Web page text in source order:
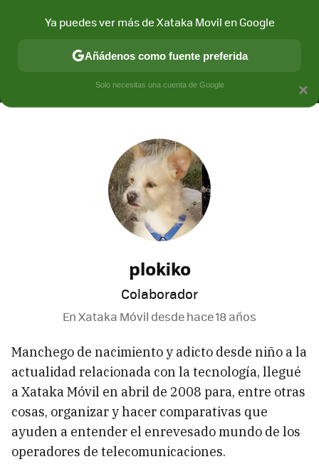
MÓVIL Y SOCIEDAD APLICACIONES
plokiko
Colaborador
En Xataka Móvil desdehace 18 años
Manchego de nacimiento y adicto desde niño a la
actualidad relacionada con la tecnología, llegué
a Xataka Móvil en abril de 2008 para, entre otras
cosas, organizar y hacer comparativas que
ayuden a entender el enrevesado mundo de los
operadores de telecomunicaciones.
×
Ya puedes ver más de Xataka Movil en Google
Añádenos como fuente preferida
Solo necesitas una cuenta de Google